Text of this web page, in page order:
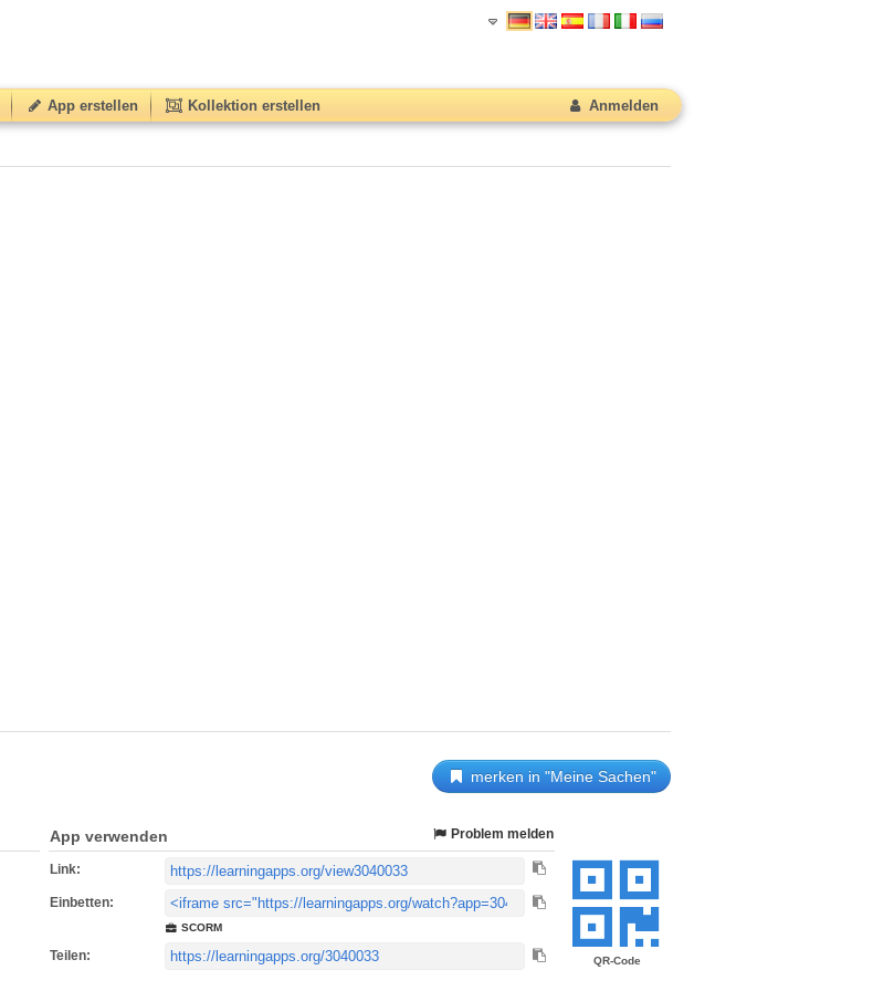
App erstellen Kollektion erstellen Anmelden
merken in "Meine Sachen"
QR-Code
App verwenden Problem melden
Link:
Einbetten:
SCORM
Teilen: